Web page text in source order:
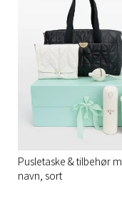
Pusletaske & tilbehør
navn, sort